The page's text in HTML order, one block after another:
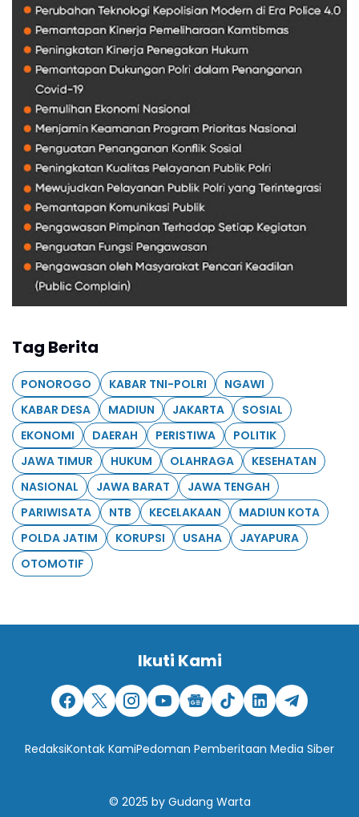
Tag Berita
PONOROGO KABAR TNI-POLRI
NGAWI
KABAR DESA
MADIUN JAKARTA
SOSIAL
EKONOMI
DAERAH PERISTIWA
POLITIK
JAWA TIMUR
HUKUM OLAHRAGA
KESEHATAN
NASIONAL
JAWA BARAT
JAWA TENGAH
PARIWISATA
NTB KECELAKAAN
MADIUN KOTA
POLDA JATIM
KORUPSI USAHA
JAYAPURA
OTOMOTIF
Ikuti Kami
RedaksiKontak KamiPedoman Pemberitaan Media Siber
© 2025 by Gudang Warta